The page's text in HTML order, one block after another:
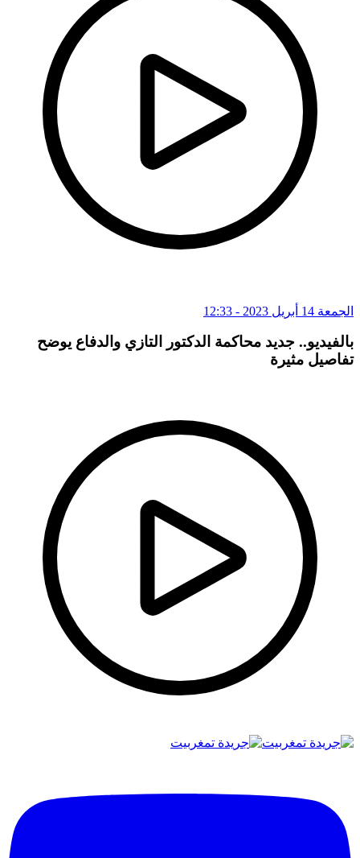
الجمعة 14 أبريل 2023 - 12:33
بالفيديو.. جديد محاكمة الدكتور التازي والدفاع يوضح
تفاصيل مثيرة